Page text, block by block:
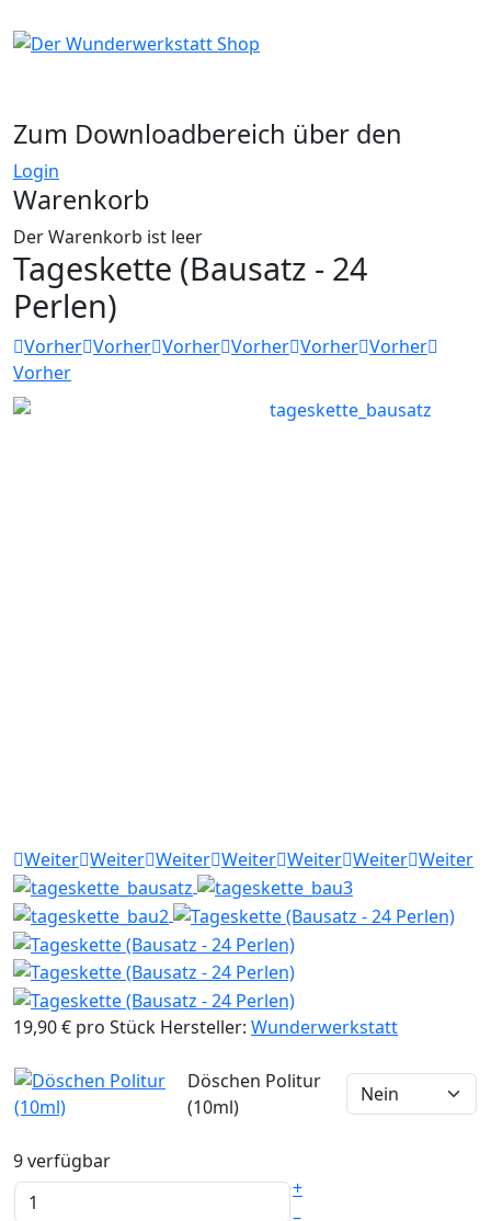
Zum Downloadbereich über den
Login
Warenkorb
Der Warenkorb ist leer
Tageskette (Bausatz - 24
Perlen)
Vorher Vorher Vorher Vorher Vorher Vorher
Vorher
Weiter Weiter Weiter Weiter Weiter Weiter Weiter
19,90 € pro Stück Hersteller: Wunderwerkstatt
Döschen Politur
(10ml)
9 verfügbar
+